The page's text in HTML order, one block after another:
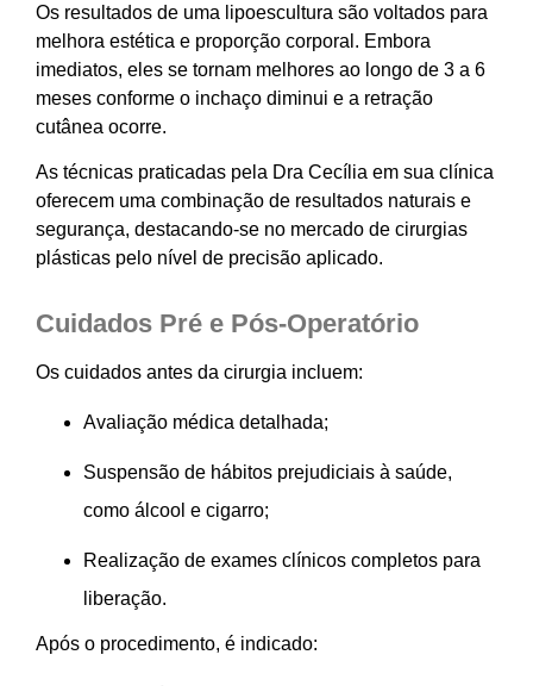
Os resultados de uma lipoescultura são voltados para
melhora estética e proporção corporal. Embora
imediatos, eles se tornam melhores ao longo de 3 a 6
meses conforme o inchaço diminui e a retração
cutânea ocorre.
As técnicas praticadas pela Dra Cecília em sua clínica
oferecem uma combinação de resultados naturais e
segurança, destacando-se no mercado de cirurgias
plásticas pelo nível de precisão aplicado.
Cuidados Pré e Pós-Operatório
Os cuidados antes da cirurgia incluem:
Avaliação médica detalhada;
Suspensão de hábitos prejudiciais à saúde,
como álcool e cigarro;
Realização de exames clínicos completos para
liberação.
Após o procedimento, é indicado: